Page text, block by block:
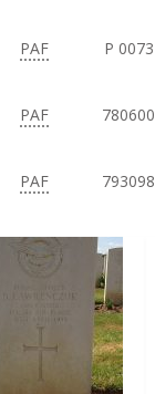
PAF P 0073
PAF 780600
PAF 793098